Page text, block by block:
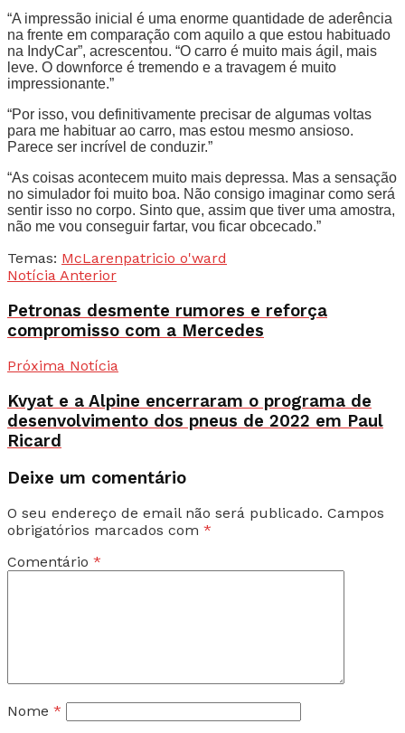
“A impressão inicial é uma enorme quantidade de aderência
na frente em comparação com aquilo a que estou habituado
na IndyCar”, acrescentou. “O carro é muito mais ágil, mais
leve. O downforce é tremendo e a travagem é muito
impressionante.”
“Por isso, vou definitivamente precisar de algumas voltas
para me habituar ao carro, mas estou mesmo ansioso.
Parece ser incrível de conduzir.”
“As coisas acontecem muito mais depressa. Mas a sensação
no simulador foi muito boa. Não consigo imaginar como será
sentir isso no corpo. Sinto que, assim que tiver uma amostra,
não me vou conseguir fartar, vou ficar obcecado.”
Temas: McLarenpatricio o'ward
Notícia Anterior
Petronas desmente rumores e reforça
compromisso com a Mercedes
Próxima Notícia
Kvyat e a Alpine encerraram o programa de
desenvolvimento dos pneus de 2022 em Paul
Ricard
Deixe um comentário
O seu endereço de email não será publicado. Campos
obrigatórios marcados com *
Comentário *
Nome *